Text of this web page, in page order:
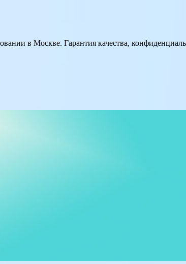
в Москве. Гарантия качества,